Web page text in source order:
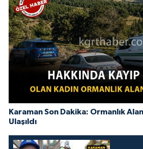
Karaman Son Dakika: Ormanlık
Ulaşıldı